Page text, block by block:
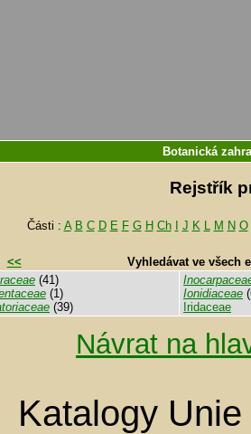
Botanická
Rejstřík
Části : A B C D E F G H Ch J K L M N O
<<
Vyhledávat ve všech
(41)
(1)
(39)
Ionidiaceae
Iridaceae
Návrat na
Katalogy